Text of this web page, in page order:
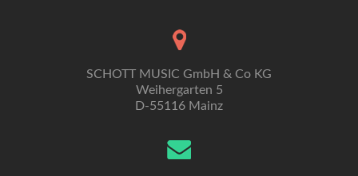
SCHOTT MUSIC GmbH & Co KG
Weihergarten 5
D-55116 Mainz